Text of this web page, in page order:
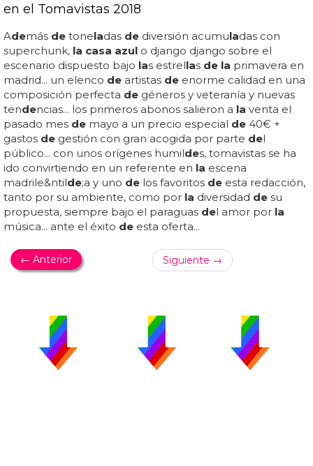
en el Tomavistas 2018
Además de toneladas de diversión acumuladas con
superchunk, la casa azul o django django sobre el
escenario dispuesto bajo las estrellas de la primavera en
madrid... un elenco de artistas de enorme calidad en una
composición perfecta de géneros y veteranía y nuevas
tendencias... los primeros abonos salieron a la venta el
pasado mes de mayo a un precio especial de 40€ +
gastos de gestión con gran acogida por parte del
público... con unos orígenes humildes, tomavistas se ha
ido convirtiendo en un referente en la escena
madrile&ntilde;a y uno de los favoritos de esta redacción,
tanto por su ambiente, como por la diversidad de su
propuesta, siempre bajo el paraguas del amor por la
música... ante el éxito de esta oferta...
← Anterior Siguiente →